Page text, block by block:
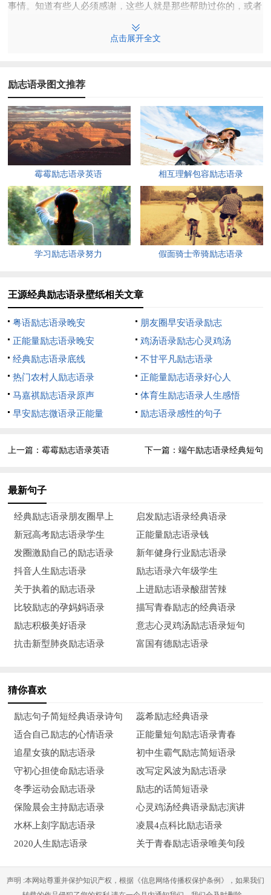
事情。知道有些人必须感谢，这些人就是那些帮助过你的，或者
是真心喜欢你的人。别人是没有义务帮助你喜欢你的'，做了，
4、偶像是自觉的人，可以通过自己的努力树立起榜样的力
量，然后影响大家，让大家有一个方向。
5、面对诋毁，号的评论看到肯定是开心的。一些比如你今
天笑的脸太大了，此类忠言你应该好好听然后改正。但是比如有
些粉丝会一味诋毁你，你好矮好胖什么的，我打个比方哈。这种
的话，我就觉得有句话说得很好--黑你的人都是比你差的人。
6、其实相对于梦想来说，友情更现实一些，它就在自己的
周边，看得见摸得着。而梦想对我们来说，似乎很遥远。每个人
都有自己的梦想，但是能够通过自己持之以恒努力实现梦想的却
这份珍贵的友情吧，我们现在能做的就是珍惜这份友情，追求远
7、负面要分为两种，可能有一种情况是不了解我们，只看
到人气，没看到我们的努力。还有一种就是真的觉得我们实力不
够。对这两种情况都只有一个办法，就是努力去让自己变得更
好。
9、为了你，我拒绝了别人，能给你的，必倾其所有！
点击展开全文
励志语录图文推荐
霉霉励志语录英语 相互理解包容励志语录
学习励志语录努力 假面骑士帝骑励志语录
王源经典励志语录壁纸相关文章
粤语励志语录晚安
朋友圈早安语录励志
正能量励志语录晚安
鸡汤语录励志心灵鸡汤
经典励志语录底线
不甘平凡励志语录
热门农村人励志语录
正能量励志语录好心人
马嘉祺励志语录原声
体育生励志语录人生感悟
早安励志微语录正能量
励志语录感性的句子
上一篇：霉霉励志语录英语 下一篇： 端午励志语录经典短句
最新句子
经典励志语录朋友圈早上
启发励志语录经典语录
新冠高考励志语录学生
正能量励志语录钱
发圈激励自己的励志语录
新年健身行业励志语录
抖音人生励志语录
励志语录六年级学生
关于执着的励志语录
上进励志语录酸甜苦辣
比较励志的孕妈妈语录
描写青春励志的经典语录
励志积极美好语录
意志心灵鸡汤励志语录短句
抗击新型肺炎励志语录
富国有德励志语录
猜你喜欢
励志句子简短经典语录诗句
蕊希励志经典语录
适合自己励志的心情语录
正能量短句励志语录青春
追星女孩的励志语录
初中生霸气励志简短语录
守初心担使命励志语录
改写定风波为励志语录
冬季运动会励志语录
励志的话简短语录
保险晨会主持励志语录
心灵鸡汤经典语录励志演讲
水杯上刻字励志语录
凌晨4点科比励志语录
2020人生励志语录
关于青春励志语录唯美句段
声明 :本网站尊重并保护知识产权，根据《信息网络传播权保护条例》，如果我们